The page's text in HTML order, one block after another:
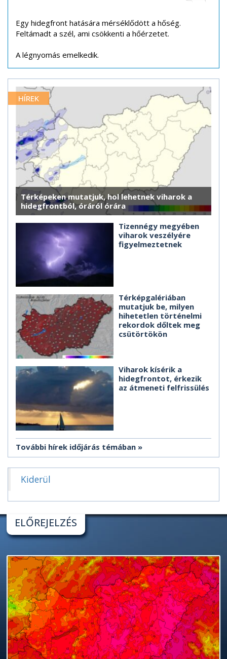
Egy hidegfront hatására mérséklődött a hőség.
Feltámadt a szél, ami csökkenti a hőérzetet.
A légnyomás emelkedik.
HÍREK
Térképeken mutatjuk, hol lehetnek viharok a
hidegfrontból, óráról órára
Tizennégy megyében
viharok veszélyére
figyelmeztetnek
Térképgalériában
mutatjuk be, milyen
hihetetlen történelmi
rekordok dőltek meg
csütörtökön
Viharok kísérik a
hidegfrontot, érkezik
az átmeneti felfrissülés
További hírek időjárás témában
Kiderül
ELŐREJELZÉS